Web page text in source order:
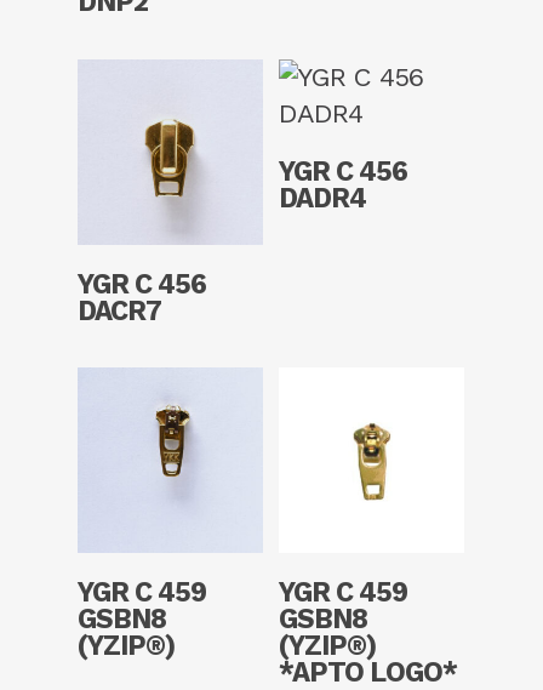
YGR C 456
DACR7
YGR C 456
DADR4
Read More
YGR C 459
GSBN8
(YZIP®)
Read More
YGR C 459
GSBN8
(YZIP®)
*APTO LOGO*